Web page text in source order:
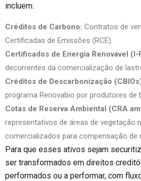
incluem:
Créditos de Carbono: Contratos de
Certificadas de Emissões (RCE).
Certificados de Energia Renovável (I-
decorrentes da comercialização de
Créditos de Descarbonização
programa Renovabio por produtores de
Cotas de Reserva Ambiental (CRA
representativos de áreas de vegetação
comercializados para compensação de
Para que esses ativos sejam
ser transformados em direitos
performados ou a performar, com